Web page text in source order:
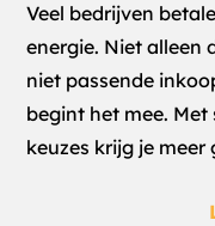
Veel bedrijven
energie. Niet alleen
niet passende
begint het mee.
keuzes krijg je meer